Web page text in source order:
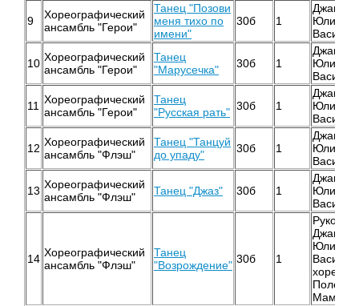
9
Хореографический
ансамбль "Герои"
Танец "Позови
меня тихо по
имени"
30б 1
Юлия
10 Хореографический
ансамбль "Герои"
Танец
"Марусечка"
30б 1
Юлия
11 Хореографический
ансамбль "Герои"
Танец
"Русская рать" 30б 1
Юлия
12 Хореографический
ансамбль "Флэш"
Танец "Танцуй
до упаду"
30б 1
Юлия
13 Хореографический
ансамбль "Флэш"
Танец "Джаз" 30б 1
Юлия
14 Хореографический
ансамбль "Флэш"
Танец
"Возрождение" 30б 1
Юлия